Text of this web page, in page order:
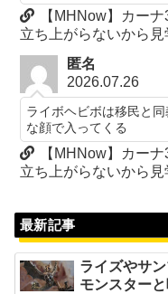
【MHNow】カー
立ち上がらないから
匿名
2026.07.26
ライボヘビボは移民と
な顔で入ってくる
【MHNow】カー
立ち上がらないから
最新記事
ライズやサ
モンスター